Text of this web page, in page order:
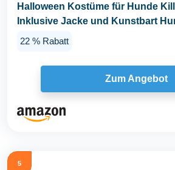
Halloween Kostüme für Hunde
Inklusive Jacke und Kunstbart
22 % Rabatt
Zum Angebot
5